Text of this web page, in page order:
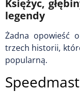
Księżyc,
legendy
Żadna opowieść
trzech historii,
popularną.